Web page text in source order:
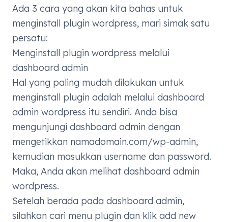
Ada 3 cara yang akan kita bahas untuk
menginstall plugin wordpress, mari simak satu
persatu:
Menginstall plugin wordpress melalui
dashboard admin
Hal yang paling mudah dilakukan untuk
menginstall plugin adalah melalui dashboard
admin wordpress itu sendiri. Anda bisa
mengunjungi dashboard admin dengan
mengetikkan namadomain.com/wp-admin,
kemudian masukkan username dan password.
Maka, Anda akan melihat dashboard admin
wordpress.
Setelah berada pada dashboard admin,
silahkan cari menu plugin dan klik add new